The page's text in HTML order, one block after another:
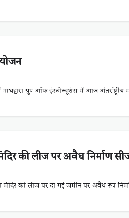
ग्रुप ऑफ इंस्टीट्यूशंस में आज अंतर्राष्ट्रीय
मंदिर की लीज पर अवैध निर्माण
मंदिर की लीज पर दी गई जमीन पर अवैध रूप